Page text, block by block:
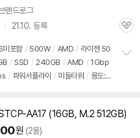
브랜드로그
21.10. 등록
관
미포함 / 500W / AMD / 라이젠 50
/ SSD / 240GB / AMD / 1Gbp
/ 파워서플라이 / 미들타워 / 용도:
AA17 (16GB, M.2 512GB)
원 (2몰)